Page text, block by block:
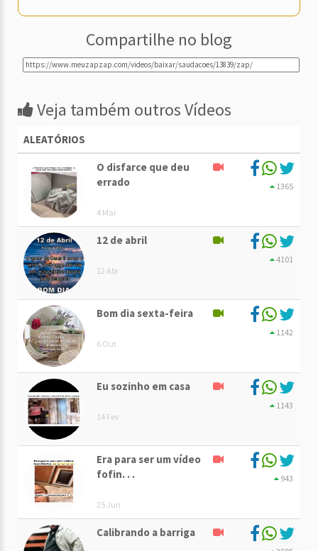
Compartilhe no blog
Veja também outros Vídeos
ALEATÓRIOS
O disfarce que deu
errado
4 Mar
1365
12 de abril
12 Abr
4101
Bom dia sexta-feira
6 Out
1142
Eu sozinho em casa
14 Fev
1143
Era para ser um vídeo
fofin. . .
25 Jun
943
Calibrando a barriga